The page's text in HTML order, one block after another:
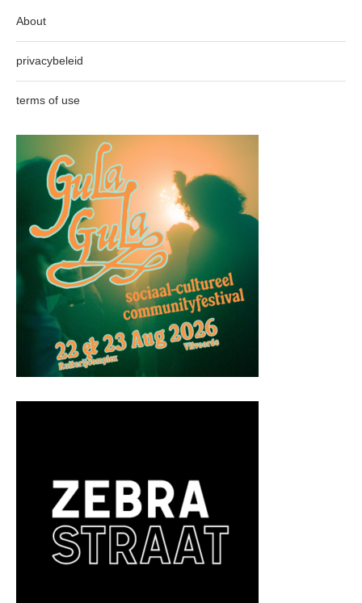
About
privacybeleid
terms of use